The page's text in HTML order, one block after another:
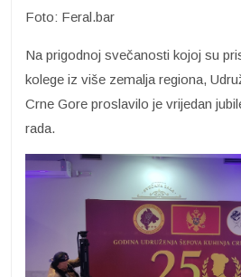
Foto: Feral.bar
Na prigodnoj svečanosti kojoj su
kolege iz više zemalja regiona,
Crne Gore proslavilo je vrijedan
rada.